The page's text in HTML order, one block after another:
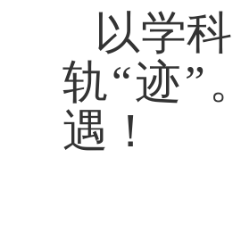
以学
轨“迹”
遇！